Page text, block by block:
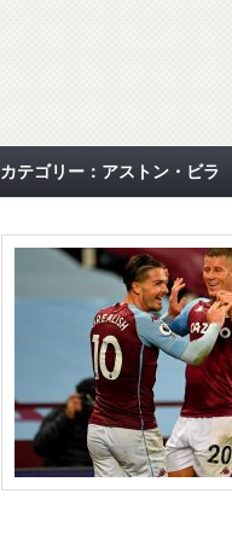
カテゴリー：アストン・ビラ